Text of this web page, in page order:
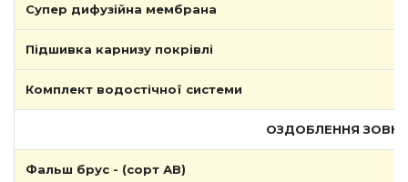
Супер дифузійна мембрана
Підшивка карнизу покрівлі
Комплект водостічної системи
ОЗДОБЛЕННЯ
Фальш брус - (сорт АВ)